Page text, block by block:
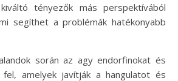
tényezők más perspektívából
segíthet a problémák hatékonyabb
során az agy endorfinokat és
amelyek javítják a hangulatot és